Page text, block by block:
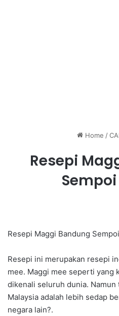
Home /
Resepi
Resepi Maggi Bandung
Resepi ini merupakan resepi
mee. Maggi mee seperti yang
dikenali seluruh dunia. Namun
Malaysia adalah lebih sedap
negara lain?.